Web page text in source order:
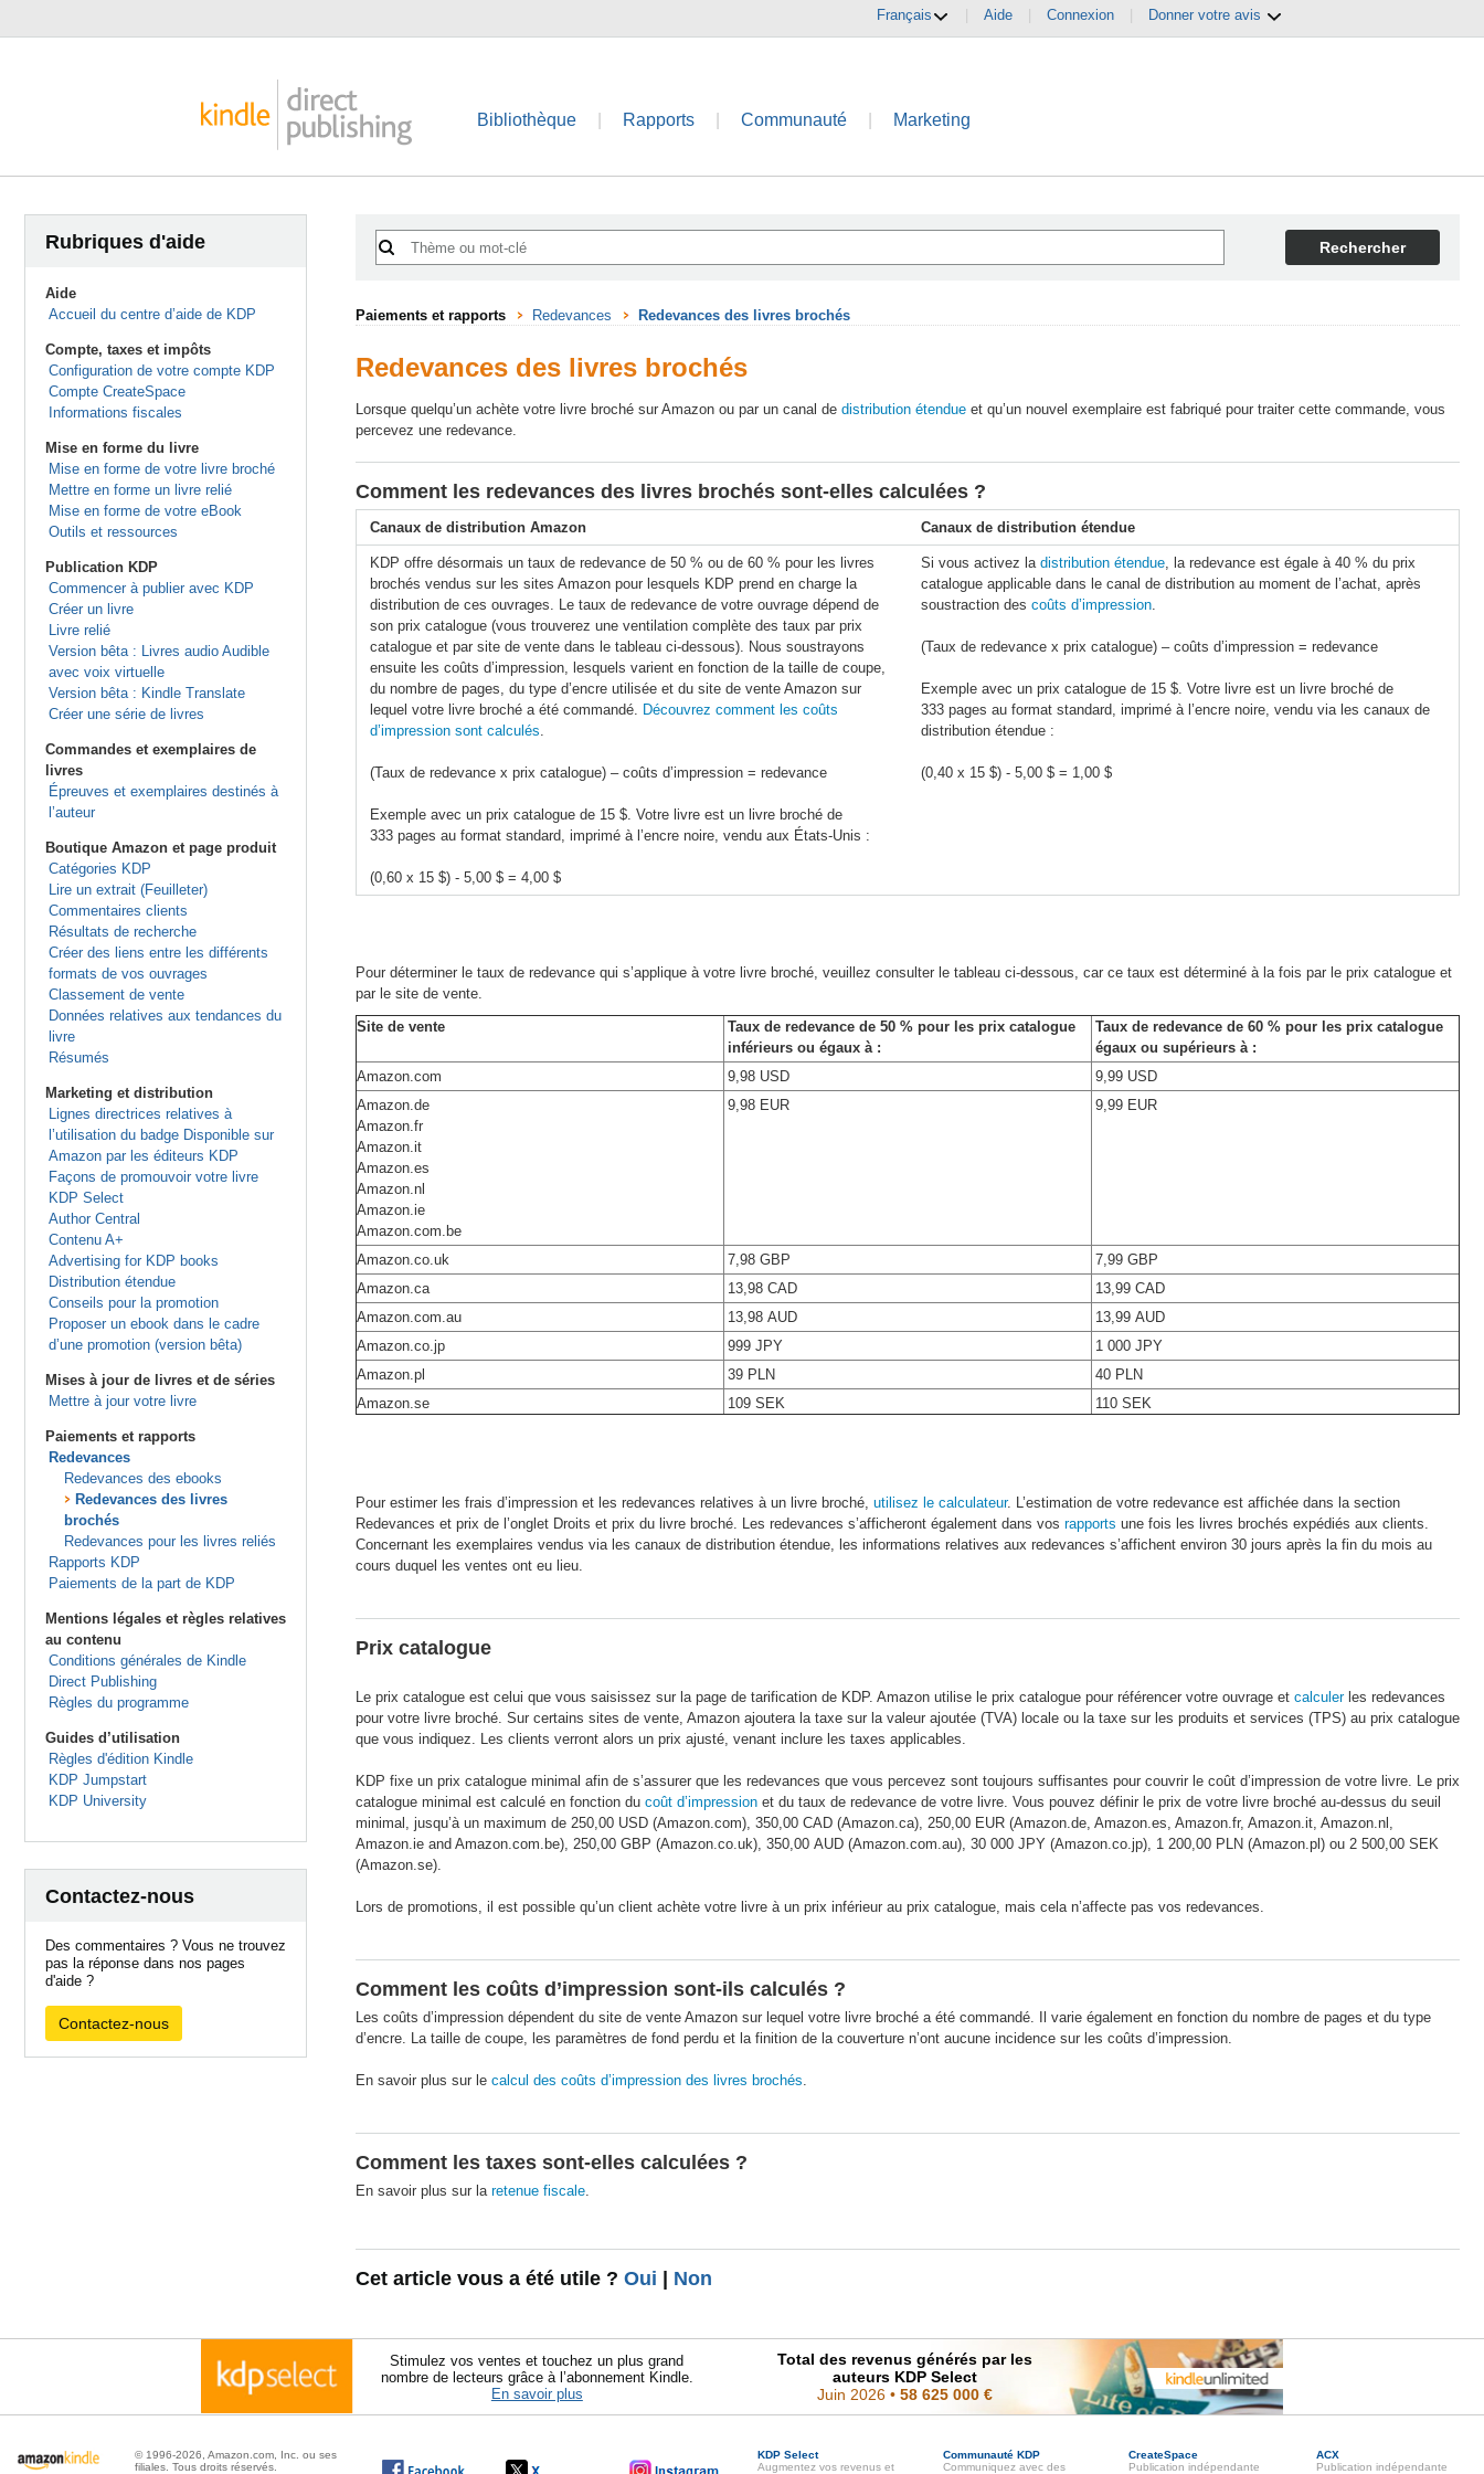
Français Aide Connexion Donner votre avis
Bibliothèque Rapports Communauté Marketing
Rubriques d'aide
Aide
Accueil du centre d’aide de KDP
Compte, taxes et impôts
Configuration de votre compte KDP
Compte CreateSpace
Informations fiscales
Mise en forme du livre
Mise en forme de votre livre broché
Mettre en forme un livre relié
Mise en forme de votre eBook
Outils et ressources
Publication KDP
Commencer à publier avec KDP
Créer un livre
Livre relié
Version bêta : Livres audio Audible
avec voix virtuelle
Version bêta : Kindle Translate
Créer une série de livres
Commandes et exemplaires de
livres
Épreuves et exemplaires destinés à
l’auteur
Boutique Amazon et page produit
Catégories KDP
Lire un extrait (Feuilleter)
Commentaires clients
Résultats de recherche
Créer des liens entre les différents
formats de vos ouvrages
Classement de vente
Données relatives aux tendances du
livre
Résumés
Marketing et distribution
Lignes directrices relatives à
l’utilisation du badge Disponible sur
Amazon par les éditeurs KDP
Façons de promouvoir votre livre
KDP Select
Author Central
Contenu A+
Advertising for KDP books
Distribution étendue
Conseils pour la promotion
Proposer un ebook dans le cadre
d’une promotion (version bêta)
Mises à jour de livres et de séries
Mettre à jour votre livre
Paiements et rapports
Redevances
Redevances des ebooks
Redevances des livres
brochés
Redevances pour les livres reliés
Rapports KDP
Paiements de la part de KDP
Mentions légales et règles relatives
au contenu
Conditions générales de Kindle
Direct Publishing
Règles du programme
Guides d’utilisation
Règles d'édition Kindle
KDP Jumpstart
KDP University
Contactez-nous
Des commentaires ? Vous ne trouvez
pas la réponse dans nos pages
d'aide ?
Contactez-nous
Rechercher
Paiements et rapports Redevances Redevances des livres brochés
Redevances des livres brochés
Lorsque quelqu’un achète votre livre broché sur Amazon ou par un canal de distribution étendue et qu’un nouvel exemplaire est fabriqué pour traiter cette commande, vous
percevez une redevance.
Comment les redevances des livres brochés sont-elles calculées ?
Canaux de distribution Amazon Canaux de distribution étendue
KDP offre désormais un taux de redevance de 50 % ou de 60 % pour les livres
brochés vendus sur les sites Amazon pour lesquels KDP prend en charge la
distribution de ces ouvrages. Le taux de redevance de votre ouvrage dépend de
son prix catalogue (vous trouverez une ventilation complète des taux par prix
catalogue et par site de vente dans le tableau ci-dessous). Nous soustrayons
ensuite les coûts d’impression, lesquels varient en fonction de la taille de coupe,
du nombre de pages, du type d’encre utilisée et du site de vente Amazon sur
lequel votre livre broché a été commandé. Découvrez comment les coûts
d’impression sont calculés.
(Taux de redevance x prix catalogue) – coûts d’impression = redevance
Exemple avec un prix catalogue de 15 $. Votre livre est un livre broché de
333 pages au format standard, imprimé à l’encre noire, vendu aux États-Unis :
(0,60 x 15 $) - 5,00 $ = 4,00 $
Si vous activez la distribution étendue, la redevance est égale à 40 % du prix
catalogue applicable dans le canal de distribution au moment de l’achat, après
soustraction des coûts d’impression.
(Taux de redevance x prix catalogue) – coûts d’impression = redevance
Exemple avec un prix catalogue de 15 $. Votre livre est un livre broché de
333 pages au format standard, imprimé à l’encre noire, vendu via les canaux de
distribution étendue :
(0,40 x 15 $) - 5,00 $ = 1,00 $
Pour déterminer le taux de redevance qui s’applique à votre livre broché, veuillez consulter le tableau ci-dessous, car ce taux est déterminé à la fois par le prix catalogue et
par le site de vente.
Site de vente
Taux de redevance de 50 % pour les prix catalogue
inférieurs ou égaux à :
Taux de redevance de 60 % pour les prix catalogue
égaux ou supérieurs à :
Amazon.com
9,98 USD
9,99 USD
Amazon.de
Amazon.fr
Amazon.it
Amazon.es
Amazon.nl
Amazon.ie
Amazon.com.be
9,98 EUR 9,99 EUR
Amazon.co.uk 7,98 GBP
7,99 GBP
Amazon.ca
13,98 CAD
13,99 CAD
Amazon.com.au
13,98 AUD
13,99 AUD
Amazon.co.jp
999 JPY
1 000 JPY
Amazon.pl
39 PLN
40 PLN
Amazon.se
109 SEK 110 SEK
Pour estimer les frais d’impression et les redevances relatives à un livre broché, utilisez le calculateur. L’estimation de votre redevance est affichée dans la section
Redevances et prix de l’onglet Droits et prix du livre broché. Les redevances s’afficheront également dans vos rapports une fois les livres brochés expédiés aux clients.
Concernant les exemplaires vendus via les canaux de distribution étendue, les informations relatives aux redevances s’affichent environ 30 jours après la fin du mois au
cours duquel les ventes ont eu lieu.
Prix catalogue
Le prix catalogue est celui que vous saisissez sur la page de tarification de KDP. Amazon utilise le prix catalogue pour référencer votre ouvrage et calculerles redevances
pour votre livre broché. Sur certains sites de vente, Amazon ajoutera la taxe sur la valeur ajoutée (TVA) locale ou la taxe sur les produits et services (TPS) au prix catalogue
que vous indiquez. Les clients verront alors un prix ajusté, venant inclure les taxes applicables.
KDP fixe un prix catalogue minimal afin de s’assurer que les redevances que vous percevez sont toujours suffisantes pour couvrir le coût d’impression de votre livre. Le prix
catalogue minimal est calculé en fonction du coût d’impression et du taux de redevance de votre livre. Vous pouvez définir le prix de votre livre broché au-dessus du seuil
minimal, jusqu’à un maximum de 250,00 USD (Amazon.com), 350,00 CAD (Amazon.ca), 250,00 EUR (Amazon.de, Amazon.es, Amazon.fr, Amazon.it, Amazon.nl,
Amazon.ie and Amazon.com.be), 250,00 GBP (Amazon.co.uk), 350,00 AUD (Amazon.com.au), 30 000 JPY (Amazon.co.jp), 1 200,00 PLN (Amazon.pl) ou 2 500,00 SEK
(Amazon.se).
Lors de promotions, il est possible qu’un client achète votre livre à un prix inférieur au prix catalogue, mais cela n’affecte pas vos redevances.
Comment les coûts d’impression sont-ils calculés ?
Les coûts d’impression dépendent du site de vente Amazon sur lequel votre livre broché a été commandé. Il varie également en fonction du nombre de pages et du type
d’encre. La taille de coupe, les paramètres de fond perdu et la finition de la couverture n’ont aucune incidence sur les coûts d’impression.
En savoir plus sur le calcul des coûts d’impression des livres brochés.
Comment les taxes sont-elles calculées ?
En savoir plus sur la retenue fiscale.
Cet article vous a été utile ? Oui Non
Stimulez vos ventes et touchez un plus grand
nombre de lecteurs grâce à l’abonnement Kindle.
En savoir plus
Total des revenus générés par les
auteurs KDP Select
Juin 2026 •58 625 000 €
© 1996-2026, Amazon.com, Inc. ou ses
filiales. Tous droits réservés.
KDP Select
Augmentez vos revenus et
Communauté KDP
Communiquez avec des
CreateSpace
Publication indépendante
ACX
Publication indépendante